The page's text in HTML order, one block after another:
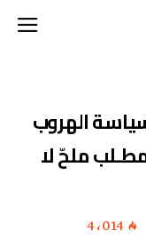
الهروب
مطـلب ملحّ لا
4٬014